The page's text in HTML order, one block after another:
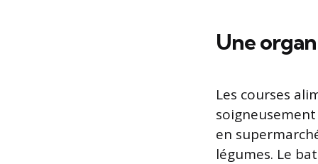
Une
Les courses
en
légumes. Le